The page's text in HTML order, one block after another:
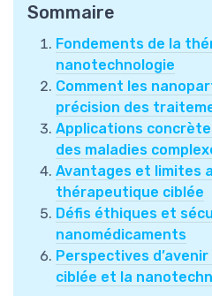
Sommaire
Fondements de la
nanotechnologie
Comment les
précision des
Applications
des maladies
Avantages et limites
thérapeutique ciblée
Défis éthiques et
nanomédicaments
Perspectives
ciblée et la